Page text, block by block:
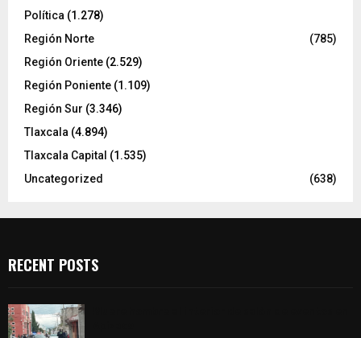
Política (1.278)
Región Norte
(785)
Región Oriente (2.529)
Región Poniente (1.109)
Región Sur (3.346)
Tlaxcala (4.894)
Tlaxcala Capital (1.535)
Uncategorized
(638)
RECENT POSTS